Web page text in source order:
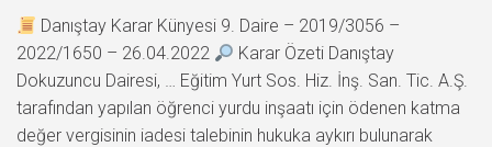
Danıştay Karar Künyesi 9. Daire – 2019/3056 –
2022/1650 – 26.04.2022
Karar Özeti Danıştay
Dokuzuncu Dairesi, … Eğitim Yurt Sos. Hiz. İnş. San. Tic. A.Ş.
tarafından yapılan öğrenci yurdu inşaatı için ödenen katma
değer vergisinin iadesi talebinin hukuka aykırı bulunarak